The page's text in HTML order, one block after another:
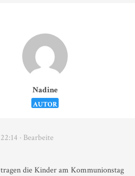
Nadine
AUTOR
· Bearbeite
die Kinder am Kommunionstag